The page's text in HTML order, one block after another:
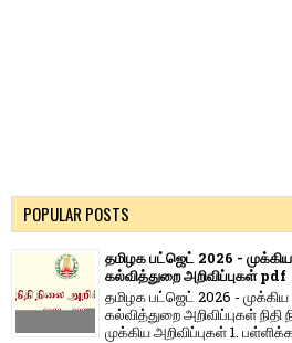
POPULAR POSTS
தமிழக பட்ஜெட் 2026 -
கல்வித்துறை அறிவிப்புகள் pdf
தமிழக பட்ஜெட் 2026 -
கல்வித்துறை அறிவிப்புகள்
முக்கிய அறிவிப்புகள் 1.